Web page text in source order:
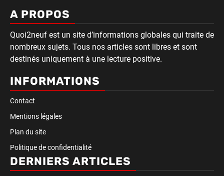
A PROPOS
Quoi2neuf est un site d’informations globales qui traite de
nombreux sujets. Tous nos articles sont libres et sont
destinés uniquement à une lecture positive.
INFORMATIONS
Contact
Mentions légales
Plan du site
Politique de confidentialité
DERNIERS ARTICLES